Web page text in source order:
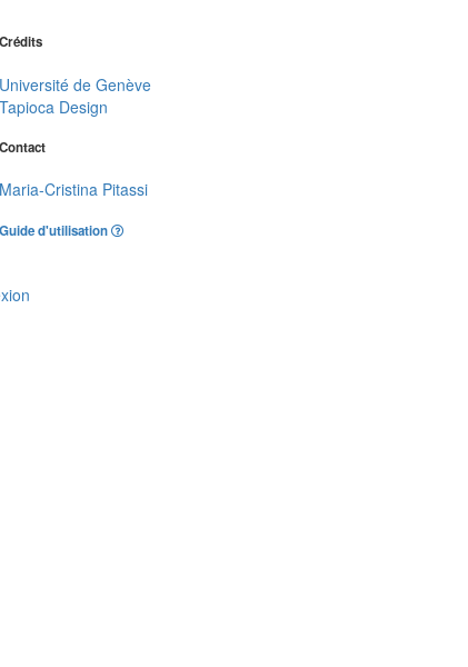
Crédits
Université de Genève
Tapioca Design
Contact
Maria-Cristina Pitassi
Guide d'utilisation